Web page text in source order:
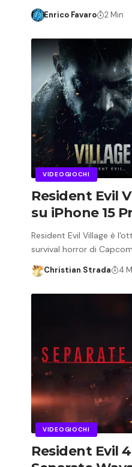
Enrico Favaro 2 Min
VIDEOGIOCHI
Resident Evil
su iPhone 15
Resident Evil Village è
survival horror di
Christian Strada 4
VIDEOGIOCHI
Resident Evil